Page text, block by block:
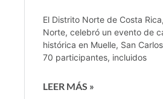
El Distrito Norte de Costa
Norte, celebró un evento de
histórica en Muelle, San
70 participantes, incluidos
LEER MÁS »